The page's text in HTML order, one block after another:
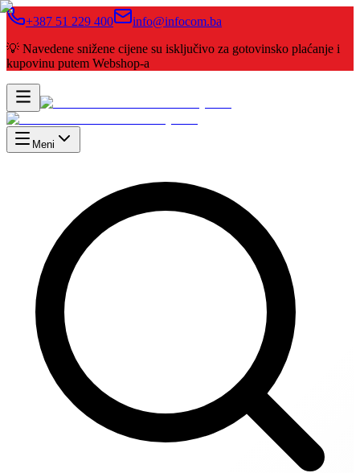
+387 51 229 400
info@infocom.ba
💡 Navedene snižene cijene su isključivo za gotovinsko plaćanje i
kupovinu putem Webshop-a
Meni